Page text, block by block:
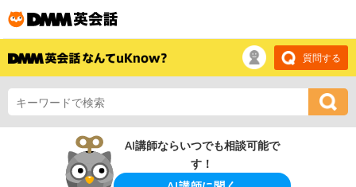
質問する
AI講師ならいつでも相談可能で
す！